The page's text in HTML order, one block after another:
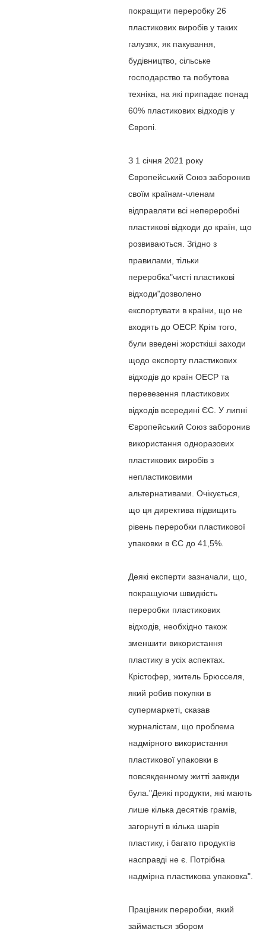
покращити переробку 26
пластикових виробів у таких
галузях, як пакування,
будівництво, сільське
господарство та побутова
техніка, на які припадає понад
60% пластикових відходів у
Європі.
З 1 січня 2021 року
Європейський Союз заборонив
своїм країнам-членам
відправляти всі непереробні
пластикові відходи до країн, що
розвиваються. Згідно з
правилами, тільки
переробка"чисті пластикові
відходи"дозволено
експортувати в країни, що не
входять до ОЕСР. Крім того,
були введені жорсткіші заходи
щодо експорту пластикових
відходів до країн ОЕСР та
перевезення пластикових
відходів всередині ЄС. У липні
Європейський Союз заборонив
використання одноразових
пластикових виробів з
непластиковими
альтернативами. Очікується,
що ця директива підвищить
рівень переробки пластикової
упаковки в ЄС до 41,5%.
Деякі експерти зазначали, що,
покращуючи швидкість
переробки пластикових
відходів, необхідно також
зменшити використання
пластику в усіх аспектах.
Крістофер, житель Брюсселя,
який робив покупки в
супермаркеті, сказав
журналістам, що проблема
надмірного використання
пластикової упаковки в
повсякденному житті завжди
була."Деякі продукти, які мають
лише кілька десятків грамів,
загорнуті в кілька шарів
пластику, і багато продуктів
насправді не є. Потрібна
надмірна пластикова упаковка".
Працівник переробки, який
займається збором